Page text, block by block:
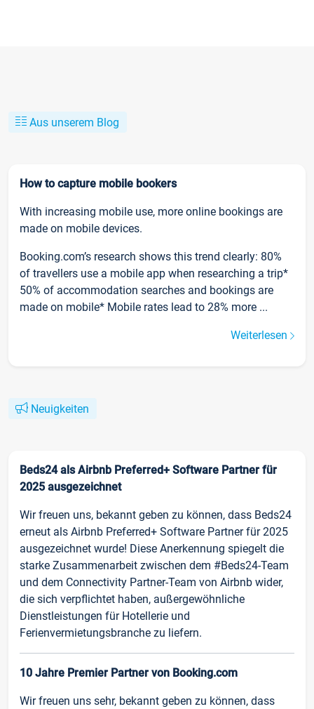
Aus unserem Blog
How to capture mobile bookers
With increasing mobile use, more online bookings are
made on mobile devices.
Booking.com’s research shows this trend clearly: 80%
of travellers use a mobile app when researching a trip*
50% of accommodation searches and bookings are
made on mobile* Mobile rates lead to 28% more ...
Weiterlesen
Neuigkeiten
Beds24 als Airbnb Preferred+ Software Partner für
2025 ausgezeichnet
Wir freuen uns, bekannt geben zu können, dass Beds24
erneut als Airbnb Preferred+ Software Partner für 2025
ausgezeichnet wurde! Diese Anerkennung spiegelt die
starke Zusammenarbeit zwischen dem #Beds24-Team
und dem Connectivity Partner-Team von Airbnb wider,
die sich verpflichtet haben, außergewöhnliche
Dienstleistungen für Hotellerie und
Ferienvermietungsbranche zu liefern.
10 Jahre Premier Partner von Booking.com
Wir freuen uns sehr, bekannt geben zu können, dass